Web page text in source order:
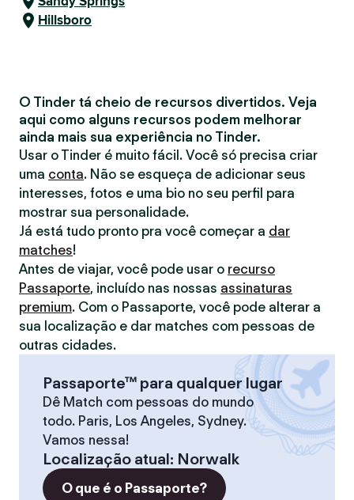
Hillsboro
O Tinder tá cheio de recursos divertidos. Veja
aqui como alguns recursos podem melhorar
ainda mais sua experiência no Tinder.
Usar o Tinder é muito fácil. Você só precisa criar
uma conta. Não se esqueça de adicionar seus
interesses, fotos e uma bio no seu perfil para
mostrar sua personalidade.
Já está tudo pronto pra você começar a dar
matches!
Antes de viajar, você pode usar o recurso
Passaporte, incluído nas nossas assinaturas
premium. Com o Passaporte, você pode alterar a
sua localização e dar matches com pessoas de
outras cidades.
Passaporte™ para qualquer lugar
Dê Match com pessoas do mundo
todo. Paris, Los Angeles, Sydney.
Vamos nessa!
Localização atual: Norwalk
O que é o Passaporte?